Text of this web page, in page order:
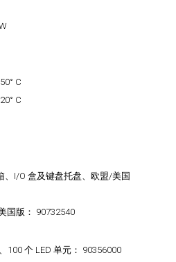
50° C
C
、I/O 盒及键盘托盘、欧盟/美国
国版： 90732540
100 个 LED 单元： 90356000